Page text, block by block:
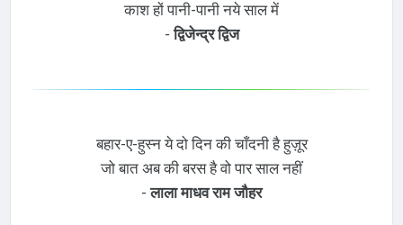
काश हों पानी-पानी नये साल में
-द्विजेन्द्र द्विज
बहार-ए-हुस्न ये दो दिन की चाँदनी है हुज़ूर
जो बात अब की बरस है वो पार साल नहीं
-लाला माधव राम जौहर